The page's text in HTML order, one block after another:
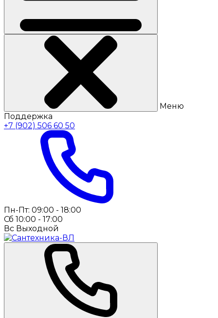
Меню
Поддержка
+7 (902) 506 60 50
Пн-Пт: 09:00 - 18:00
Сб 10:00 - 17:00
Вс Выходной